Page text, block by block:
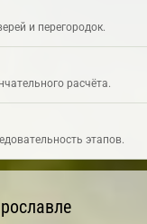
и перегородок.
расчёта.
этапов.